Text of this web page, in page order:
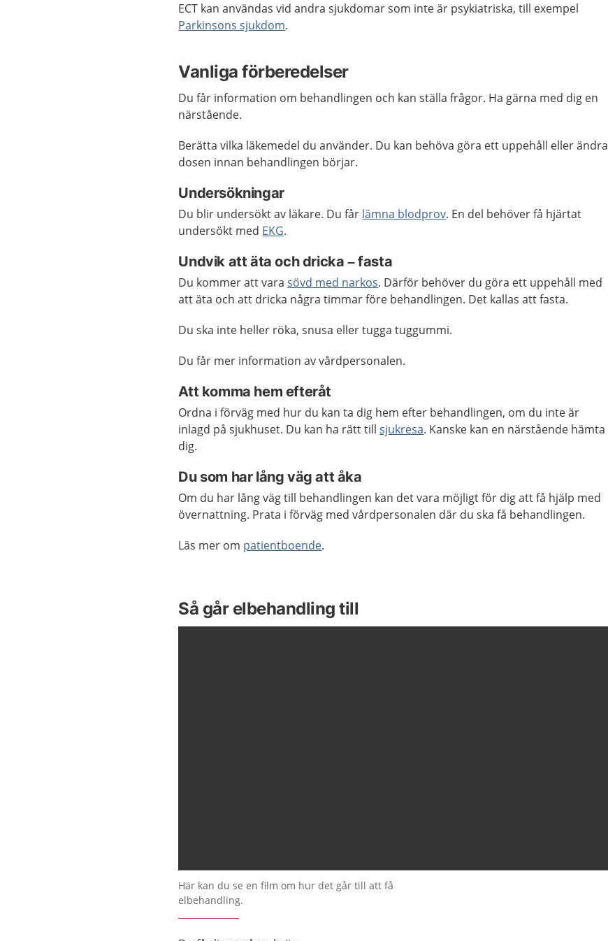
ECT kan användas vid andra sjukdomar som inte är psykiatriska, till exempel
Parkinsons sjukdom.
Vanliga förberedelser
Du får information om behandlingen och kan ställa frågor. Ha gärna med dig en
närstående.
Berätta vilka läkemedel du använder. Du kan behöva göra ett uppehåll eller ändra
dosen innan behandlingen börjar.
Undersökningar
Du blir undersökt av läkare. Du får lämna blodprov. En del behöver få hjärtat
undersökt med EKG.
Undvik att äta och dricka – fasta
Du kommer att varasövd med narkos. Därför behöver du göra ett uppehåll med
att äta och att dricka några timmar före behandlingen. Det kallas att fasta.
Du ska inte heller röka, snusa eller tugga tuggummi.
Du får mer information av vårdpersonalen.
Att komma hem efteråt
Ordna i förväg med hur du kan ta dig hem efter behandlingen, om du inte är
inlagd på sjukhuset. Du kan ha rätt tillsjukresa. Kanske kan en närstående hämta
dig.
Du som har lång väg att åka
Om du har lång väg till behandlingen kan det vara möjligt för dig att få hjälp med
övernattning. Prata i förväg med vårdpersonalen där du ska få behandlingen.
Läs mer om patientboende.
Så går elbehandling till
Här kan du se en film om hur det går till att få
elbehandling.